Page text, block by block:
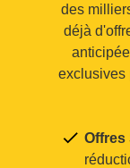
des
déjà
exclusives
Offres